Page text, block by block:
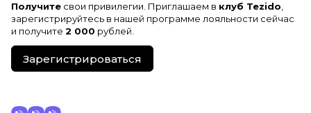
Получите свои привилегии. Приглашаем в клуб Tezido
зарегистрируйтесь в нашей программе лояльности сейчас
и получите 2 000 рублей.
Зарегистрироваться